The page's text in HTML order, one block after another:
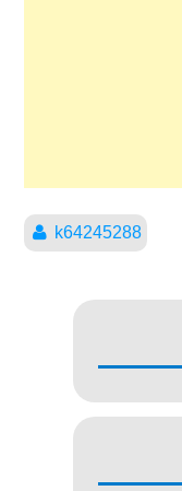
k64245288